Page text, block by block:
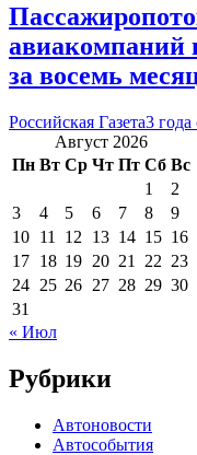
авиакомпаний
за восемь
Российская Газета3 года
Август 2026
Пн Вт Ср Чт Пт Сб Вс
1
2
3
4 5 6 7 8
9
10 11 12 13 14 15 16
17 18 19 20 21 22 23
24 25 26 27 28 29 30
31
« Июл
Рубрики
Автоновости
Автособытия